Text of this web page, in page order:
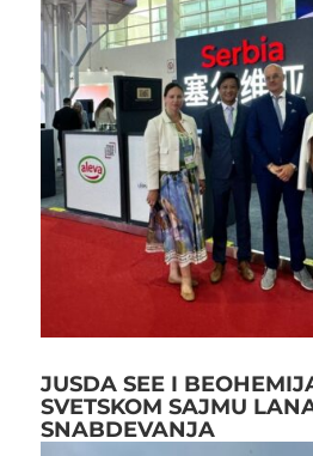
JUSDA SEE I
SVETSKOM SAJMU
SNABDEVANJA